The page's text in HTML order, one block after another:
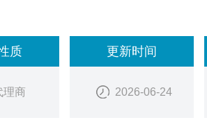
质
理商
更新时间
2026-06-24